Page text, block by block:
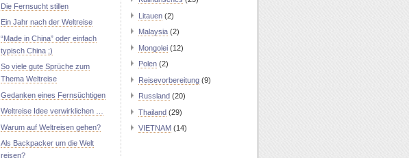
Die Fernsucht stillen
Ein Jahr nach der Weltreise
“Made in China” oder einfach
typisch China ;)
So viele gute Sprüche zum
Thema Weltreise
Gedanken eines Fernsüchtigen
Weltreise Idee verwirklichen …
Warum auf Weltreisen gehen?
Als Backpacker um die Welt
reisen?
Litauen (2)
Malaysia (2)
Mongolei (12)
Polen (2)
Reisevorbereitung (9)
Russland (20)
Thailand (29)
VIETNAM (14)